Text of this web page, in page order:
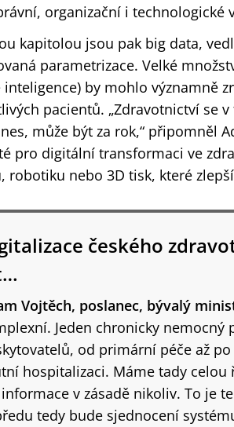
organizační i technologické
kapitolou jsou pak big data,
parametrizace. Velké
inteligence) by mohlo významně
pacientů. „Zdravotnictví se
může být za rok,“ připomněl
pro digitální transformaci ve
robotiku nebo 3D tisk, které
českého
Vojtěch, poslanec, bývalý
Jeden chronicky nemocný
od primární péče až
hospitalizaci. Máme tady
v zásadě nikoliv. To je
tedy bude sjednocení